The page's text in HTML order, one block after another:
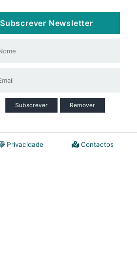
Subscrever Newsletter
Subscrever Remover
Contactos
Privacidade